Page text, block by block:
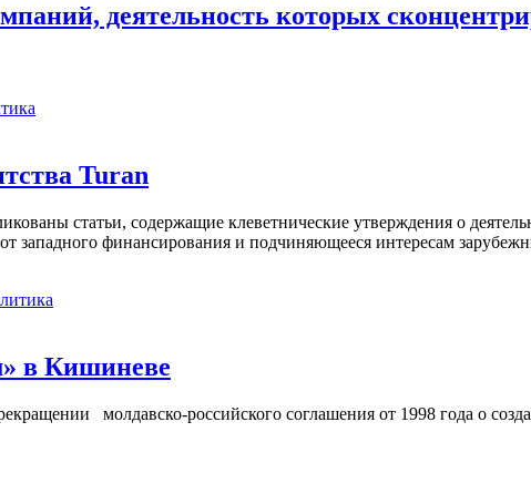
деятельность которых
Turan
статьи, содержащие клеветнические утверждения о
западного финансирования и подчиняющееся интересам
в Кишиневе
молдавско-российского соглашения от 1998 года о